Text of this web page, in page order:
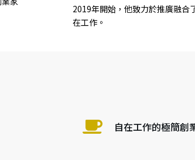
2019年開始，他致力於推廣融合
在工作。
自在工作的極簡創